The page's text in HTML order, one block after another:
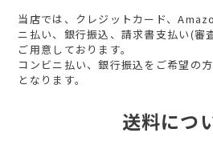
当店では、クレジットカード、
ニ払い、銀行振込、請求書支払い(審
ご用意しております。
コンビニ払い、銀行振込をご希望の
となります。
送料につ